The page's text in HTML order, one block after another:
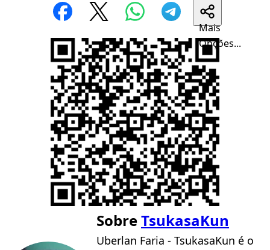
Mais
Opções...
SobreTsukasaKun
Uberlan Faria - TsukasaKun é o